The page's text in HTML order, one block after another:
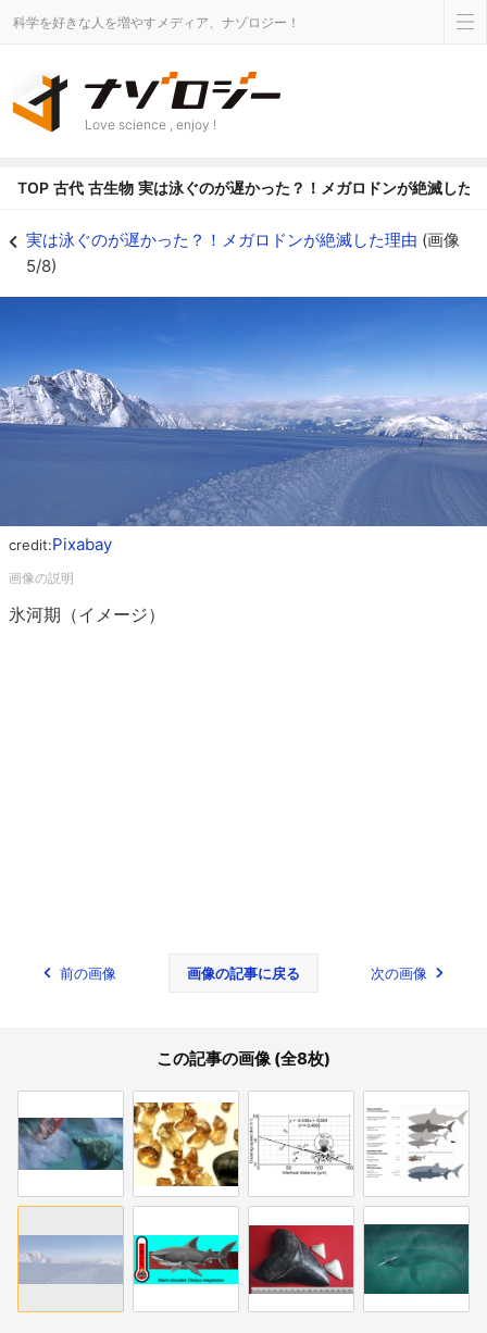
科学を好きな人を増やすメディア、ナゾロジー！
Love science , enjoy !
TOP 古代 古生物 実は泳ぐのが遅かった？！メガロドンが絶滅した
実は泳ぐのが遅かった？！メガロドンが絶滅した理由 (画像
5/8)
credit:Pixabay
氷河期（イメージ）
前の画像 画像の記事に戻る 次の画像
この記事の画像 (全8枚)